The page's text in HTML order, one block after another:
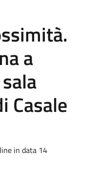
a
Casale
in data 14